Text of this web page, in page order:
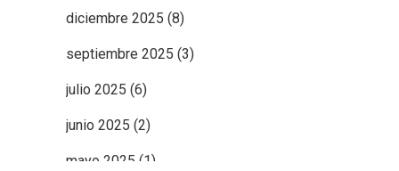
diciembre 2025 (8)
septiembre 2025 (3)
julio 2025 (6)
junio 2025 (2)
mayo 2025 (1)